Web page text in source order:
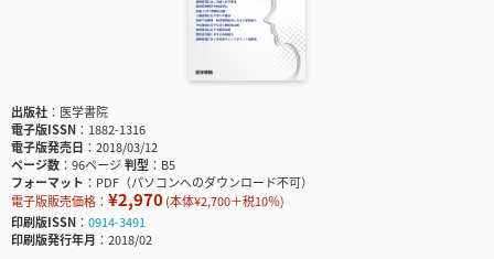
出版社
医学書院
電子版ISSN
1882-1316
電子版発売日
2018/03/12
ページ数
96ページ判型
B5
フォーマット
PDF（パソコンへのダウンロード不可）
電子版販売価格： ¥2,970(本体¥2,700＋税10％)
印刷版ISSN
0914-3491
印刷版発行年月
2018/02